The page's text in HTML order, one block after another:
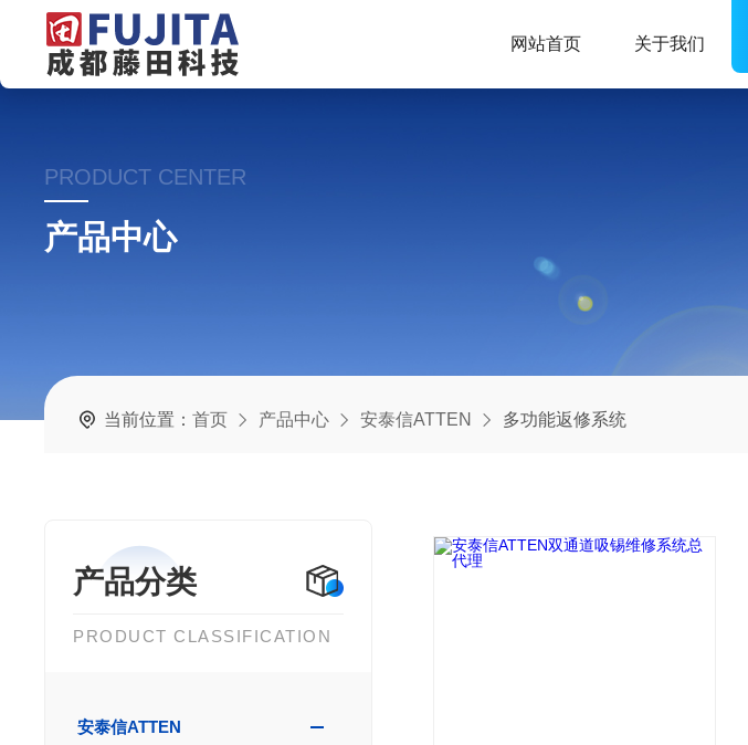
网站首页 关于我们
PRODUCT CENTER
产品中心
当前位置：首页 产品中心 安泰信ATTEN 多功能返修系统
产品分类
PRODUCT CLASSIFICATION
安泰信ATTEN